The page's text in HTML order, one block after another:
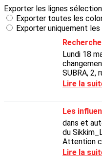
Exporter les lignes
Exporter toutes les
Exporter uniquement
Lundi 18
SUBRA, 2,
Lire la
dans et
du
Attention
2026Salle
Lire la